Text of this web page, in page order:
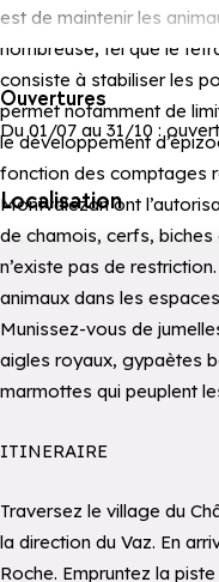
est de maintenir les
nombreuse, tel que le
consiste à stabiliser les
permet notamment de
le développement
fonction des comptages
Montvalezan ont
de chamois, cerfs, biches
n’existe pas de
animaux dans les
Munissez-vous de
aigles royaux, gypaètes
marmottes qui peuplent
ITINERAIRE
Traversez le village du
la direction du Vaz. En
Roche. Empruntez la
Ouvertures
Du 01/07 au 31/10 :
Localisation